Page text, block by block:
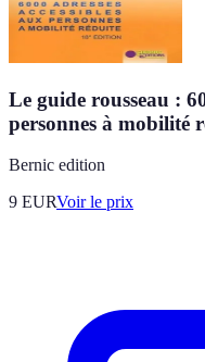
Le guide rousseau :
personnes à mobilité
Bernic edition
9 EURVoir le prix